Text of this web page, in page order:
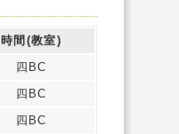
時間(教室)
四BC
四BC
四BC